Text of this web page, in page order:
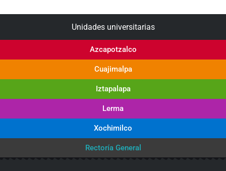
Unidades universitarias
Azcapotzalco
Cuajimalpa
Iztapalapa
Lerma
Xochimilco
Rectoría General